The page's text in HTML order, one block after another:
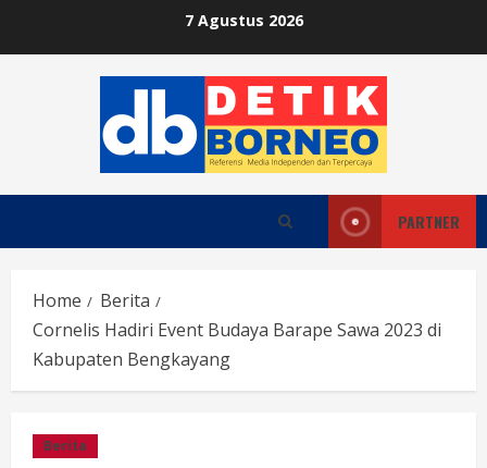
7 Agustus 2026
PARTNER
Home
Berita
Cornelis Hadiri Event Budaya Barape Sawa 2023 di
Kabupaten Bengkayang
Berita